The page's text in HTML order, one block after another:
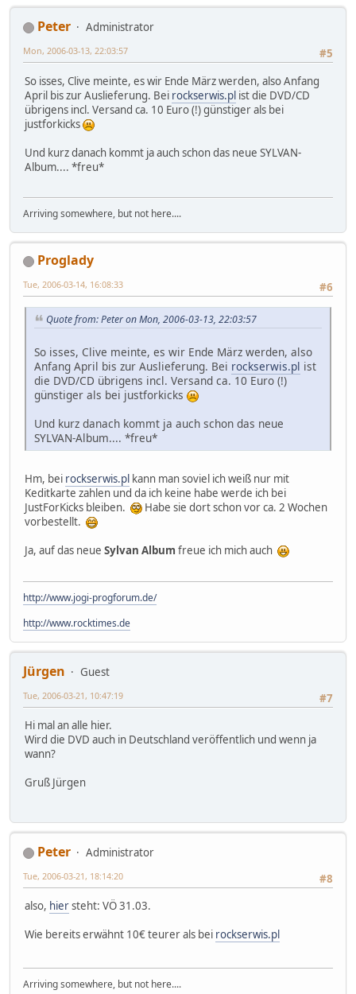
Peter
Administrator
#5
Mon, 2006-03-13, 22:03:57
So isses, Clive meinte, es wir Ende März werden, also Anfang
April bis zur Auslieferung. Bei rockserwis.pl ist die DVD/CD
übrigens incl. Versand ca. 10 Euro (!) günstiger als bei
justforkicks
Und kurz danach kommt ja auch schon das neue SYLVAN-
Album.... *freu*
Arriving somewhere, but not here....
Proglady
#6
Tue, 2006-03-14, 16:08:33
Quote from: Peter on Mon, 2006-03-13, 22:03:57
So isses, Clive meinte, es wir Ende März werden, also
Anfang April bis zur Auslieferung. Bei rockserwis.pl ist
die DVD/CD übrigens incl. Versand ca. 10 Euro (!)
günstiger als bei justforkicks
Und kurz danach kommt ja auch schon das neue
SYLVAN-Album.... *freu*
Hm, bei rockserwis.pl kann man soviel ich weiß nur mit
Keditkarte zahlen und da ich keine habe werde ich bei
JustForKicks bleiben.
Habe sie dort schon vor ca. 2 Wochen
vorbestellt.
Ja, auf das neue Sylvan Album freue ich mich auch
http://www.jogi-progforum.de/
http://www.rocktimes.de
Jürgen
Guest
#7
Tue, 2006-03-21, 10:47:19
Hi mal an alle hier.
Wird die DVD auch in Deutschland veröffentlich und wenn ja
wann?
Gruß Jürgen
Peter
Administrator
#8
Tue, 2006-03-21, 18:14:20
also, hiersteht: VÖ 31.03.
Wie bereits erwähnt 10€ teurer als bei rockserwis.pl
Arriving somewhere, but not here....